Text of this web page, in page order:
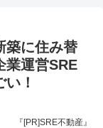
築に住み替
業運営SRE
！
『[PR]SRE不動産』